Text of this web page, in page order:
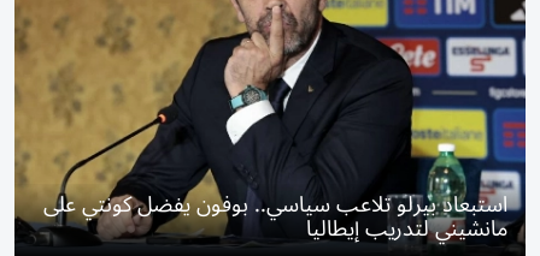
استبعاد بيرلو تلاعب سياسي.. بوفون يفضل كونتي على
مانشيني لتدريب إيطاليا